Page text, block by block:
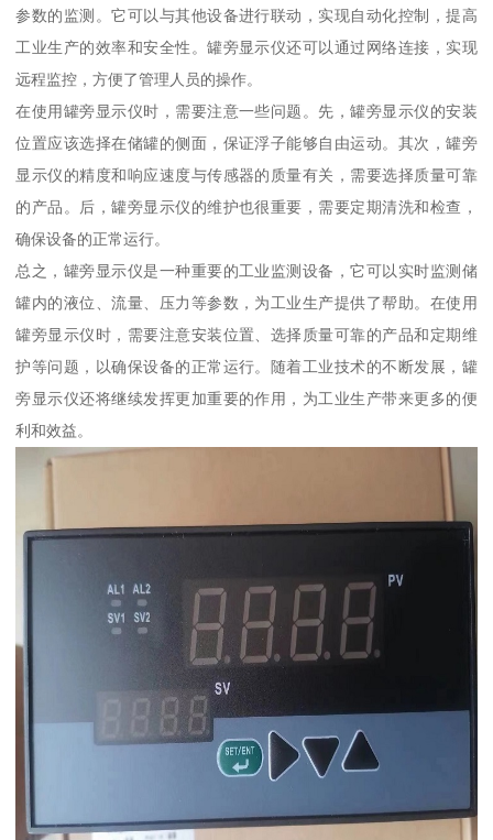
参数的监测。它可以与其他设备进行联动，实现自动化控制，提高
工业生产的效率和安全性。罐旁显示仪还可以通过网络连接，实现
远程监控，方便了管理人员的操作。
在使用罐旁显示仪时，需要注意一些问题。先，罐旁显示仪的安装
位置应该选择在储罐的侧面，保证浮子能够自由运动。其次，罐旁
显示仪的精度和响应速度与传感器的质量有关，需要选择质量可靠
的产品。后，罐旁显示仪的维护也很重要，需要定期清洗和检查，
确保设备的正常运行。
总之，罐旁显示仪是一种重要的工业监测设备，它可以实时监测储
罐内的液位、流量、压力等参数，为工业生产提供了帮助。在使用
罐旁显示仪时，需要注意安装位置、选择质量可靠的产品和定期维
护等问题，以确保设备的正常运行。随着工业技术的不断发展，罐
旁显示仪还将继续发挥更加重要的作用，为工业生产带来更多的便
利和效益。